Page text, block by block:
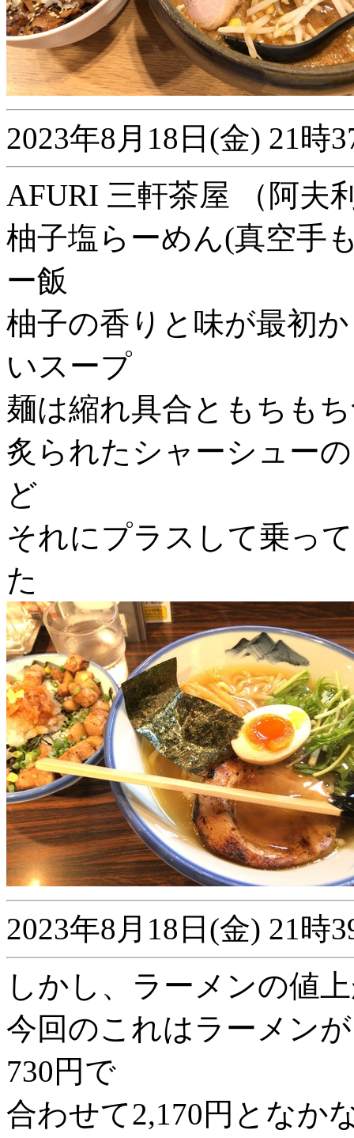
2023年8月18日(金) 21時
AFURI 三軒茶屋 （阿夫
柚子塩らーめん(真空手
ー飯
柚子の香りと味が最初
いスープ
麺は縮れ具合ともちも
炙られたシャーシュー
ど
それにプラスして乗っ
た
2023年8月18日(金) 21時
しかし、ラーメンの値
今回のこれはラーメン
730円で
合わせて2,170円となか